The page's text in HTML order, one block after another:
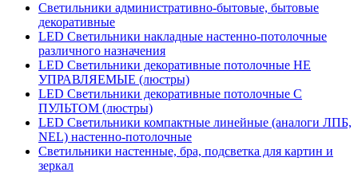
Светильники административно-бытовые, бытовые
декоративные
LED Cветильники накладные настенно-потолочные
различного назначения
LED Светильники декоративные потолочные НЕ
УПРАВЛЯЕМЫЕ (люстры)
LED Светильники декоративные потолочные С
ПУЛЬТОМ (люстры)
LED Светильники компактные линейные (аналоги ЛПБ,
NEL) настенно-потолочные
Светильники настенные, бра, подсветка для картин и
зеркал